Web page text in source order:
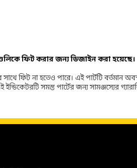
ফিট করার জন্য ডিজাইন করা হয়েছে।
ফিট না হতেও পারে। এই পার্টটি
সমস্ত পার্টের জন্য সামঞ্জস্যের